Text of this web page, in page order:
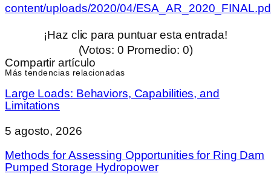
content/uploads/2020/04/
¡Haz clic para puntuar esta entrada!
(Votos: 0 Promedio: 0)
Compartir artículo
Más tendencias relacionadas
Large Loads: Behaviors, Capabilities, and
Limitations
5 agosto, 2026
Methods for Assessing Opportunities for Ring Dam
Pumped Storage Hydropower